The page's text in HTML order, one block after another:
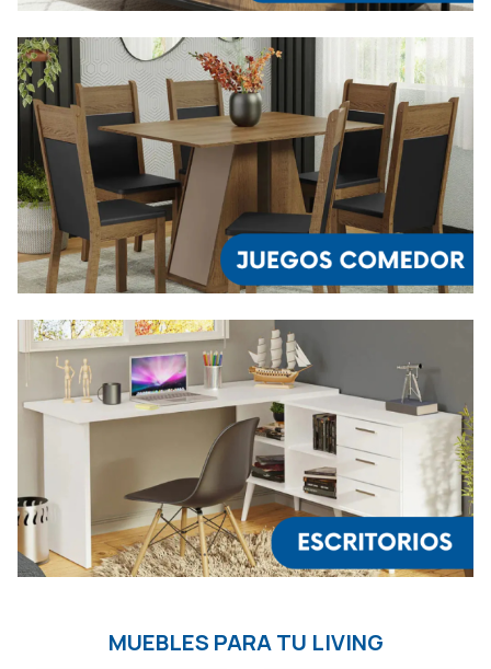
MUEBLES PARA TU LIVING